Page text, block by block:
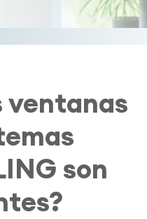
ventanas
son